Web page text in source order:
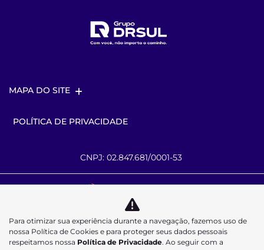
MAPA DO SITE
POLÍTICA DE PRIVACIDADE
CNPJ: 02.847.681/0001-53
Desacelere. Seu bem maior é a vida.
Para otimizar sua experiência durante a navegação, fazemos uso de
nossa Política de Cookies e para proteger seus dados pessoais
respeitamos nossa Política de Privacidade. Ao seguir com a